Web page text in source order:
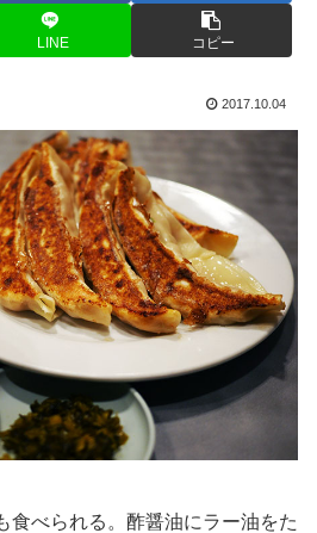
LINE コピー
2017.10.04
食べられる。酢醤油にラー油をた